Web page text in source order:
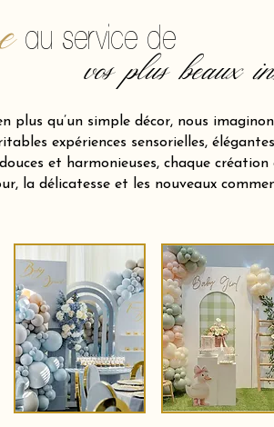
au service de
vos plus beaux
plus qu’un simple décor, nous
expériences sensorielles,
et harmonieuses, chaque
la délicatesse et les nouveaux